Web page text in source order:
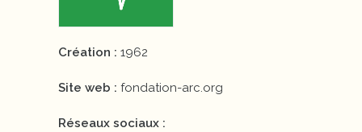
Création : 1962
Site web : fondation-arc.org
Réseaux sociaux :